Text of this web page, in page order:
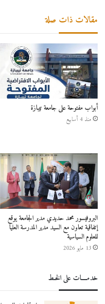
مقالات ذات صلة
أبواب مفتوحة على جامعة تيبازة
منذ 4 أسابيع
البروفيسور محمد حديدي مدير الجامعة يوقع
إتفاقية تعاون مع السيد مدير المدرسة العليا
للعلوم السياسية
13 مايو 2026
خدمــــات على الخـط